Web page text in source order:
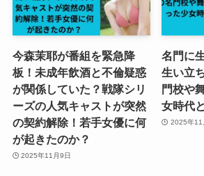
今森茉耶が番組を緊急降
板！未成年飲酒と不倫疑惑
が関係していた？戦隊シリ
ーズの人気キャストが突然
の契約解除！若手女優に何
が起きたのか？
2025年11月9日
名門に
生い立
門校や
女時代
2025年11